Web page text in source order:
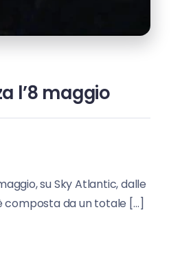
l’8 maggio
su Sky Atlantic, dalle
composta da un totale […]